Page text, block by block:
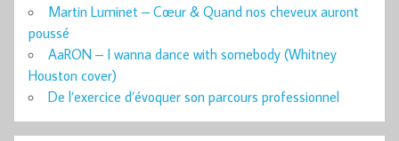
Martin Luminet – Cœur & Quand nos cheveux auront
poussé
AaRON – I wanna dance with somebody (Whitney
Houston cover)
De l’exercice d’évoquer son parcours professionnel